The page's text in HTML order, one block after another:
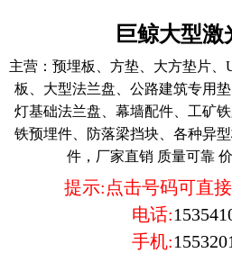
巨鲸大型激
主营： 预埋板、方垫、大方垫片
板、大型法兰盘、公路建筑专用
灯基础法兰盘、幕墙配件、工矿
铁预埋件、防落梁挡块、各种异
件，厂家直销 质量可靠
提示:点击号码可直
电话:
手机: